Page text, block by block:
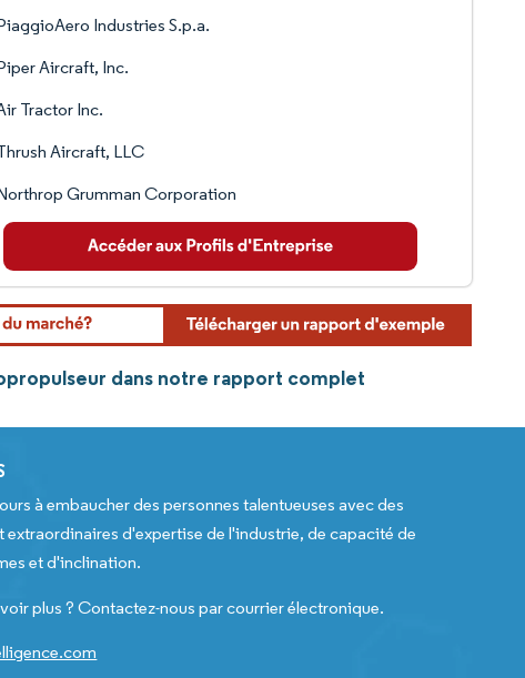
Industries S.p.a.
Aircraft, Inc.
Tractor Inc.
Aircraft, LLC
Grumman Corporation
dans notre rapport complet
à embaucher des personnes talentueuses avec des
extraordinaires d'expertise de l'industrie, de capacité de
et d'inclination.
plus ? Contactez-nous par courrier électronique.